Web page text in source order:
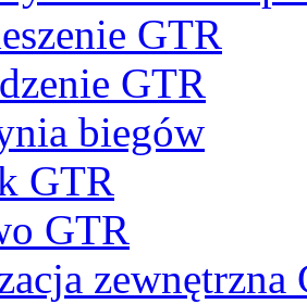
GTR
GTR
biegów
GTR
GTR
zewnętrzna